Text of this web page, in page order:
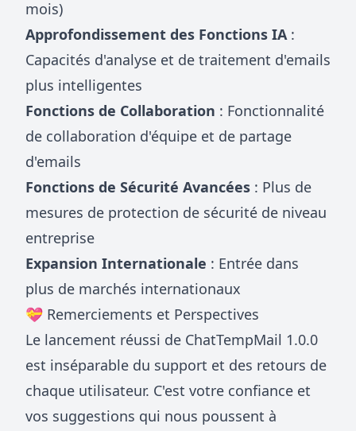
mois)
Approfondissement des Fonctions IA:
Capacités d'analyse et de traitement d'emails
plus intelligentes
Fonctions de Collaboration : Fonctionnalité
de collaboration d'équipe et de partage
d'emails
Fonctions de Sécurité Avancées : Plus de
mesures de protection de sécurité de niveau
entreprise
Expansion Internationale : Entrée dans
plus de marchés internationaux
💝 Remerciements et Perspectives
Le lancement réussi de ChatTempMail 1.0.0
est inséparable du support et des retours de
chaque utilisateur. C'est votre confiance et
vos suggestions qui nous poussent à